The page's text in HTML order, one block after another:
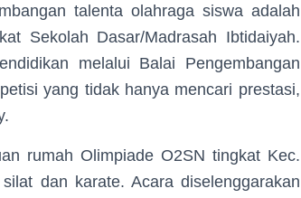
talenta olahraga siswa adalah
Sekolah Dasar/Madrasah Ibtidaiyah.
melalui Balai Pengembangan
yang tidak hanya mencari prestasi,
Olimpiade O2SN tingkat Kec.
dan karate. Acara diselenggarakan